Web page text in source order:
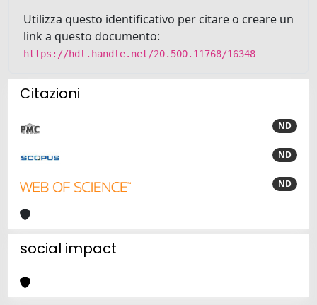
Utilizza questo identificativo per citare o creare un
link a questo documento:
https://hdl.handle.net/20.500.11768/16348
Citazioni
ND
ND
ND
social impact